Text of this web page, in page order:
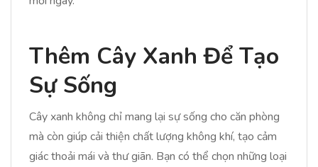
Thêm Cây Xanh Để Tạo
Sự Sống
Cây xanh không chỉ mang lại sự sống cho căn phòng
mà còn giúp cải thiện chất lượng không khí, tạo cảm
giác thoải mái và thư giãn. Bạn có thể chọn những loại